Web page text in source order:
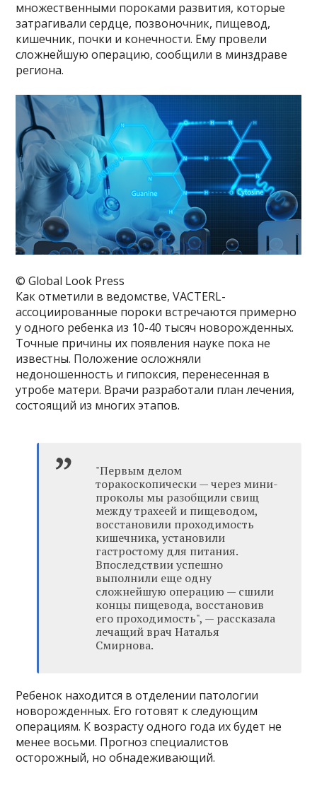
множественными пороками развития, которые
затрагивали сердце, позвоночник, пищевод,
кишечник, почки и конечности. Ему провели
сложнейшую операцию, сообщили в минздраве
региона.
© Global Look Press
Как отметили в ведомстве, VACTERL-
ассоциированные пороки встречаются примерно
у одного ребенка из 10-40 тысяч новорожденных.
Точные причины их появления науке пока не
известны. Положение осложняли
недоношенность и гипоксия, перенесенная в
утробе матери. Врачи разработали план лечения,
состоящий из многих этапов.
"Первым делом
торакоскопически — через мини-
проколы мы разобщили свищ
между трахеей и пищеводом,
восстановили проходимость
кишечника, установили
гастростому для питания.
Впоследствии успешно
выполнили еще одну
сложнейшую операцию — сшили
концы пищевода, восстановив
его проходимость", — рассказала
лечащий врач Наталья
Смирнова.
Ребенок находится в отделении патологии
новорожденных. Его готовят к следующим
операциям. К возрасту одного года их будет не
менее восьми. Прогноз специалистов
осторожный, но обнадеживающий.